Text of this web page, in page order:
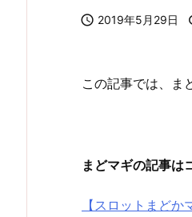
 2019年5月29日
この記事では、ま
まどマギの記事は
【スロットまど